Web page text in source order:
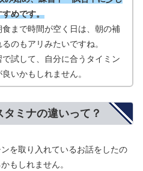
めです。
まで時間が空く日は、朝の補
のもアリみたいですね。
で試して、自分に合うタイミン
いかもしれません。
ミナの違いって？
を取り入れているお話をしたの
もしれません。